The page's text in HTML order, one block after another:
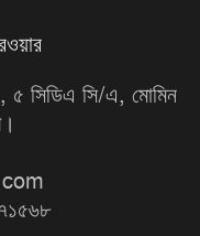
৫ সিডিএ সি/এ, মোমিন